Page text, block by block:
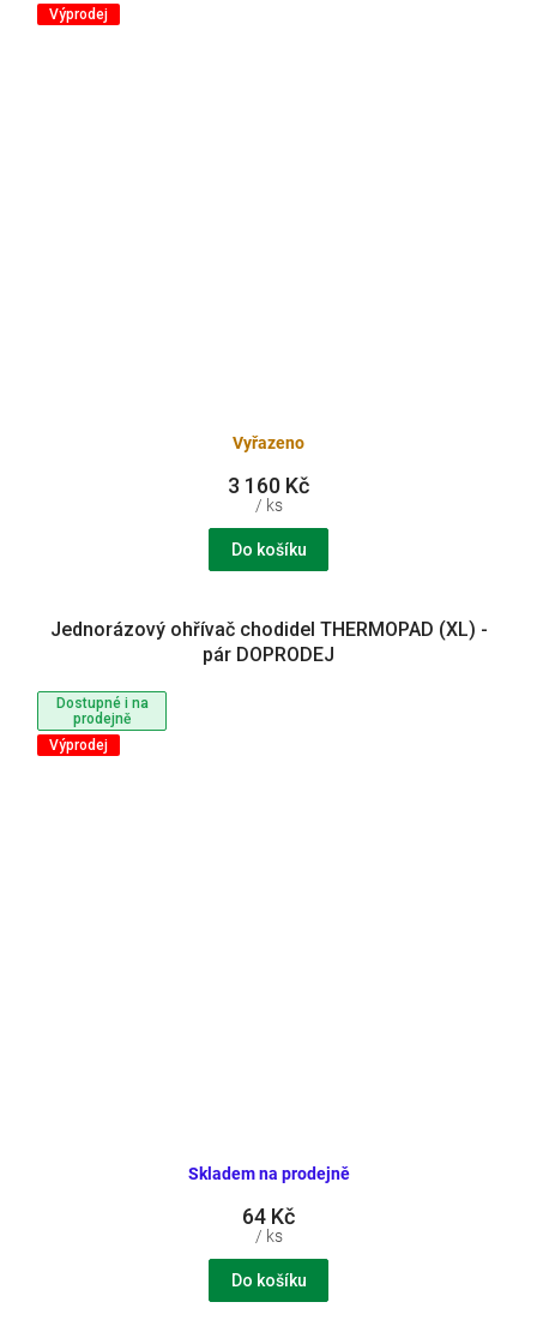
Výprodej
Vyřazeno
3 160 Kč
/ ks
Do košíku
Dostupné i na
prodejně
Výprodej
Jednorázový ohřívač chodidel THERMOPAD (XL) -
pár DOPRODEJ
Skladem na prodejně
64 Kč
/ ks
Do košíku